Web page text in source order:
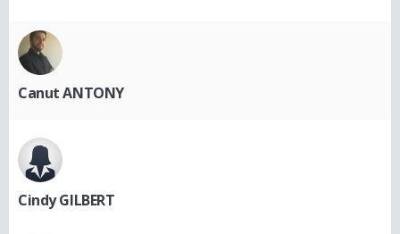
Canut ANTONY
Cindy GILBERT